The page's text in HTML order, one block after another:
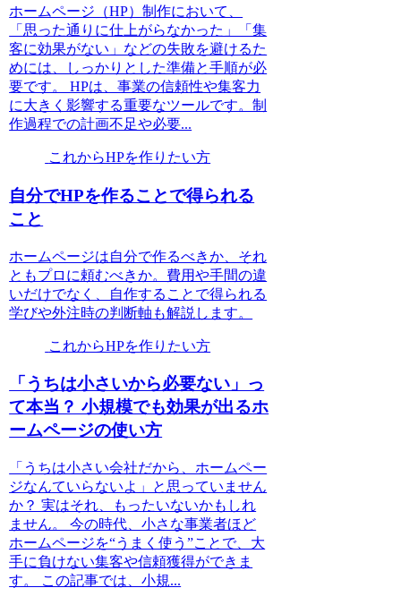
ホームページ（HP）制作において、
「思った通りに仕上がらなかった」「集
客に効果がない」などの失敗を避けるた
めには、しっかりとした準備と手順が必
要です。 HPは、事業の信頼性や集客力
に大きく影響する重要なツールです。制
作過程での計画不足や必要...
これからHPを作りたい方
自分でHPを作ることで得られる
こと
ホームページは自分で作るべきか、それ
ともプロに頼むべきか。費用や手間の違
いだけでなく、自作することで得られる
学びや外注時の判断軸も解説します。
これからHPを作りたい方
「うちは小さいから必要ない」っ
て本当？ 小規模でも効果が出るホ
ームページの使い方
「うちは小さい会社だから、ホームペー
ジなんていらないよ」と思っていません
か？ 実はそれ、もったいないかもしれ
ません。 今の時代、小さな事業者ほど
ホームページを“うまく使う”ことで、大
手に負けない集客や信頼獲得ができま
す。 この記事では、小規...